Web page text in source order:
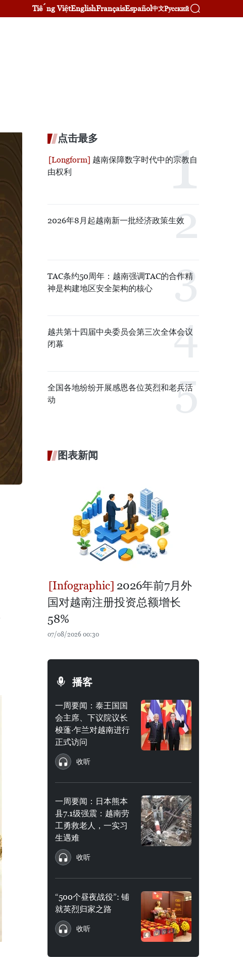
Tiếng ViệtEnglishFrançaisEspañol中文Русский
点击最多
越南保障数字时代中的宗教自
由权利
2026年8月起越南新一批经济政策生效
TAC条约50周年：越南强调TAC的合作精
神是构建地区安全架构的核心
越共第十四届中央委员会第三次全体会议
闭幕
全国各地纷纷开展感恩各位英烈和老兵活
动
图表新闻
2026年前7月外
国对越南注册投资总额增长
58%
07/08/2026 00:30
播客
一周要闻：泰王国国
会主席、下议院议长
梭蓬·乍兰对越南进行
正式访问
收听
一周要闻：日本熊本
县7.1级强震：越南劳
工勇救老人，一实习
生遇难
收听
“500个昼夜战役”: 铺
就英烈归家之路
收听